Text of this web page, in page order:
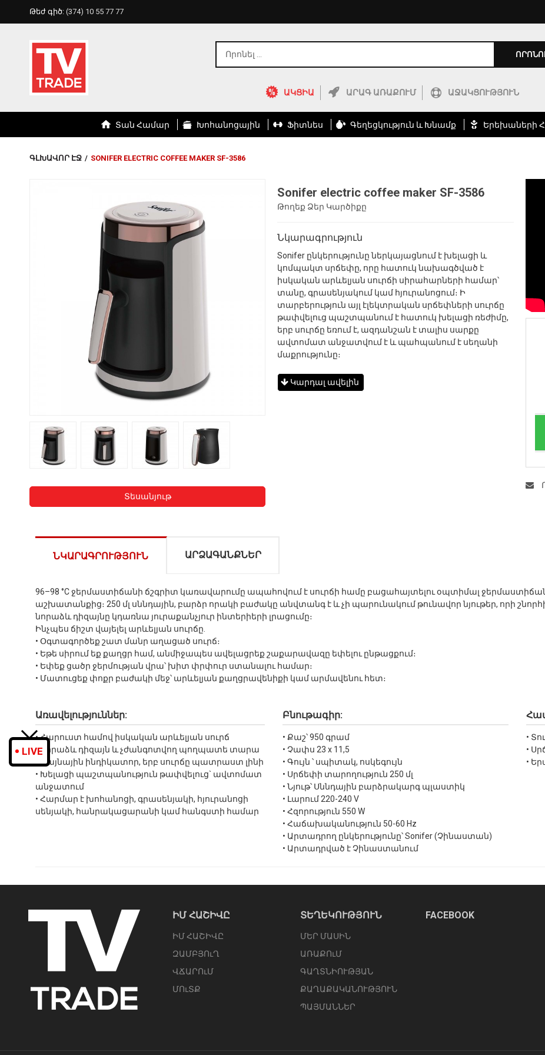
Թեժ գիծ: (374) 10 55 77 77
ԱԿՑԻԱ ԱՐԱԳ ԱՌԱՔՈՒՄ ԱՋԱԿՑՈՒԹՅՈՒՆ
Տան Համար Խոհանոցային Ֆիտնես Գեղեցկություն ԵՒ Խնամք Երեխաների
ԳԼԽԱՎՈՐ ԷՋ / SONIFER ELECTRIC COFFEE MAKER SF-3586
Տեսանյութ
Sonifer electric coffee maker SF-3586
Թողեք Ձեր Կարծիքը
Նկարագրություն
Sonifer ընկերությունը ներկայացնում է խելացի և
կոմպակտ սրճեփը, որը հատուկ նախագծված է
իսկական արևելյան սուրճի սիրահարների համար՝
տանը, գրասենյակում կամ հյուրանոցում։ Ի
տարբերություն այլ էլեկտրական սրճեփների սուրճը
թափվելուց պաշտպանում է հատուկ խելացի ռեժիմը,
երբ սուրճը եռում է, ազդանշան է տալիս սարքը
ավտոմատ անջատվում է և պահպանում է սեղանի
մաքրությունը։
Կարդալ ավելին
ՆԿԱՐԱԳՐՈՒԹՅՈՒՆ
96–98 °C ջերմաստիճանի ճշգրիտ կառավարումը ապահովում է սուրճի համը բացահայտելու օպտիմալ
աշխատանքից։ 250 մլ սննդային, բարձր որակի բաժակը անվտանգ է և չի պարունակում թունավոր նյութեր, որի
նորաձև դիզայնը կդառնա յուրաքանչյուր ինտերիերի լրացումը։
Ինչպես ճիշտ վայելել արևելյան սուրճը.
• Օգտագործեք շատ մանր աղացած սուրճ։
• Եթե սիրում եք քաղցր համ, անմիջապես ավելացրեք շաքարավազը եփելու ընթացքում։
• Եփեք ցածր ջերմության վրա՝ խիտ փրփուր ստանալու համար։
• Մատուցեք փոքր բաժակի մեջ՝ արևելյան քաղցրավենիքի կամ արմավենու հետ։
Առավելություններ:
• Հարուստ համով իսկական արևելյան սուրճ
• Նորաձև դիզայն և չժանգոտվող պողպատե տարա
• Ձայնային ինդիկատոր, երբ սուրճը պատրաստ լինի
• Խելացի պաշտպանություն թափվելուց` ավտոմատ
անջատում
• Հարմար է խոհանոցի, գրասենյակի, հյուրանոցի
սենյակի, հանրակացարանի կամ հանգստի համար
Բնութագիր:
• Քաշ՝ 950 գրամ
• Չափս 23 x 11,5
• Գույն ՝ սպիտակ, ոսկեգույն
• Սրճեփի տարողություն 250 մլ
• Նյութ՝ Սննդային բարձրակարգ պլաստիկ
• Լարում 220-240 V
• Հզորություն 550 W
• Հաճախականություն 50-60 Hz
• Արտադրող ընկերությունը՝ Sonifer (Չինաստան)
• Արտադրված է Չինաստանում
•
•
•
ԱՐՁԱԳԱՆՔՆԵՐ
ԻՄ ՀԱՇԻՎԸ
ԻՄ ՀԱՇԻՎԸ
ԶԱՄԲՅՈւՂ
ՎՃԱՐՈւՄ
ՄՈւՏՔ
ՏԵՂԵԿՈՒԹՅՈՒՆ
ՄԵՐ ՄԱՍԻՆ
ԱՌԱՔՈւՄ
ԳԱՂՏՆԻՈՒԹՅԱՆ
ՔԱՂԱՔԱԿԱՆՈՒԹՅՈՒՆ
ՊԱՅՄԱՆՆԵՐ
FACEBOOK
LIVE